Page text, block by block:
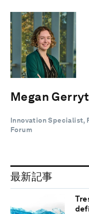
Megan
Innovation Specialist,
Forum
最新記事